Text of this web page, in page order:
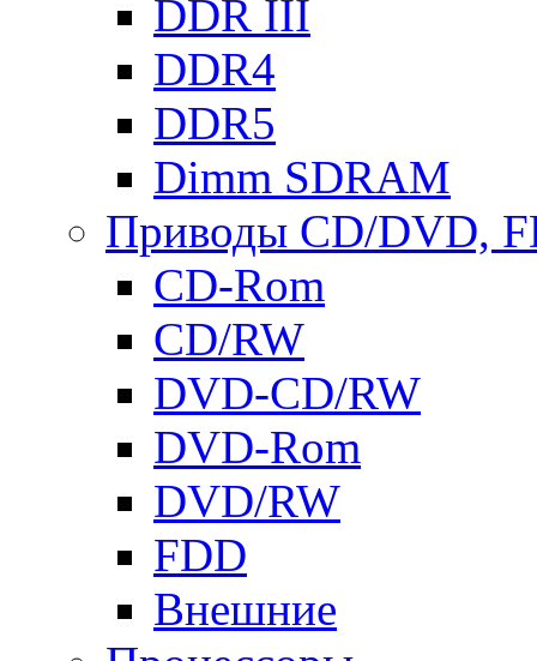
DDR III
DDR4
DDR5
Dimm SDRAM
Приводы СD/DVD,
CD-Rom
CD/RW
DVD-CD/RW
DVD-Rom
DVD/RW
FDD
Внешние